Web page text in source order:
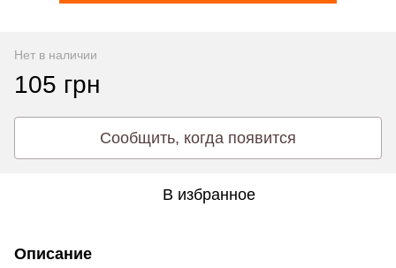
Нет в наличии
105 грн
Сообщить, когда появится
В избранное
Описание